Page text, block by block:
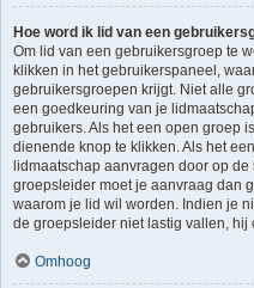
Hoe word ik lid van een
Om lid van een gebruikersgroep te
klikken in het gebruikerspaneel,
gebruikersgroepen krijgt. Niet alle
een goedkeuring van je
gebruikers. Als het een open groep
dienende knop te klikken. Als het
lidmaatschap aanvragen door op
groepsleider moet je aanvraag dan
waarom je lid wil worden. Indien je
de groepsleider niet lastig vallen,
Omhoog